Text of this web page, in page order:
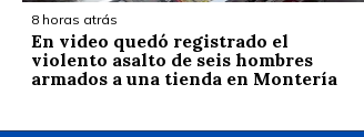
8 horas atrás
En video quedó registrado el
violento asalto de seis hombres
armados a una tienda en Montería